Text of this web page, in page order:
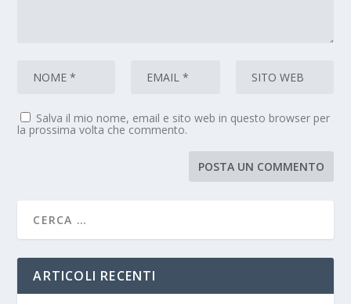
Salva il mio nome, email e sito web in questo browser per
la prossima volta che commento.
ARTICOLI RECENTI